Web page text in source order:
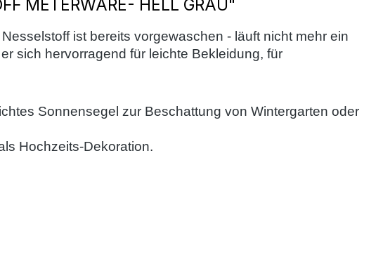
METERWARE- HELL GRAU"
ist bereits vorgewaschen - läuft nicht mehr ein
sich hervorragend für leichte Bekleidung, für
Sonnensegel zur Beschattung von Wintergarten oder
Hochzeits-Dekoration.